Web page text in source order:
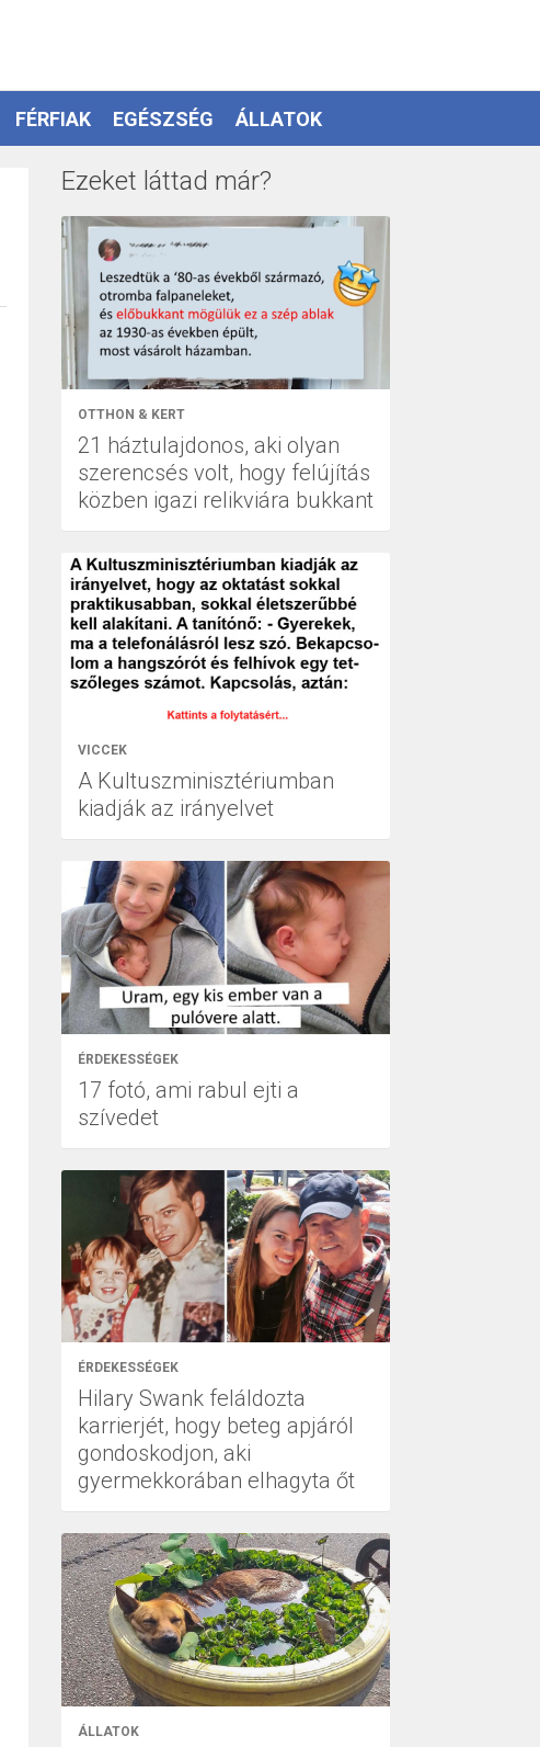
FÉRFIAK EGÉSZSÉG ÁLLATOK
Ezeket láttad már?
OTTHON & KERT
21 háztulajdonos, aki olyan
szerencsés volt, hogy felújítás
közben igazi relikviára bukkant
VICCEK
A Kultuszminisztériumban
kiadják az irányelvet
ÉRDEKESSÉGEK
17 fotó, ami rabul ejti a
szívedet
ÉRDEKESSÉGEK
Hilary Swank feláldozta
karrierjét, hogy beteg apjáról
gondoskodjon, aki
gyermekkorában elhagyta őt
ÁLLATOK